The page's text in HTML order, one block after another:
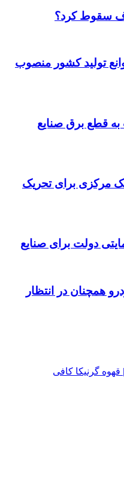
سقوط کرد؟
تولید کشور منصوب
قطع برق صنایع
مرکزی برای تحریک
دولت برای صنایع
همچنان در انتظار
قهوه گرنیکا کافی